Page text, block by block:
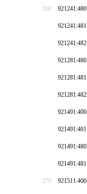
260 921241:480
921241:481
921241:482
921281:480
921281:481
921281:482
921491:400
921491:401
921491:480
921491:481
270 921511:400